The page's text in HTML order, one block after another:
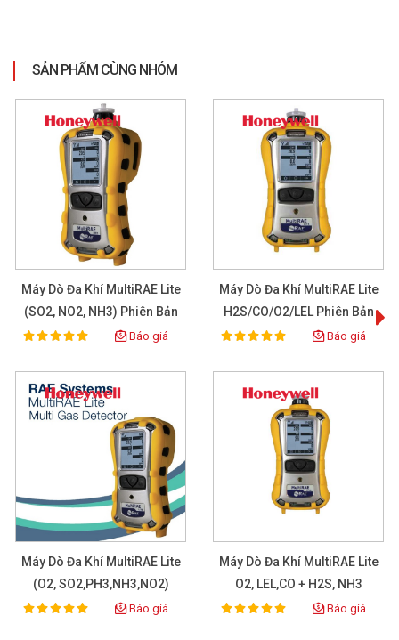
SẢN PHẨM CÙNG NHÓM
Máy Dò Đa Khí MultiRAE Lite
(SO2, NO2, NH3) Phiên Bản
Có Bơm
Rating:
100% Báo giá
Máy Dò Đa Khí MultiRAE Lite
H2S/CO/O2/LEL Phiên Bản
Có Bơm
Rating:
100% Báo giá
Máy Dò Đa Khí MultiRAE Lite
(O2, SO2,PH3,NH3,NO2)
Rating:
100% Báo giá
Máy Dò Đa Khí MultiRAE Lite
O2, LEL,CO + H2S, NH3
Rating:
100% Báo giá